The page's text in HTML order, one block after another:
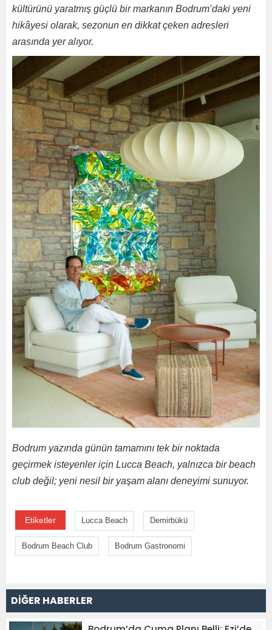
kültürünü yaratmış güçlü bir markanın Bodrum’daki yeni
hikâyesi olarak, sezonun en dikkat çeken adresleri
arasında yer alıyor.
Bodrum yazında günün tamamını tek bir noktada
geçirmek isteyenler için Lucca Beach, yalnızca bir beach
club değil; yeni nesil bir yaşam alanı deneyimi sunuyor.
Etiketler Lucca Beach Demirbükü
Bodrum Beach Club Bodrum Gastronomi
DİĞER HABERLER